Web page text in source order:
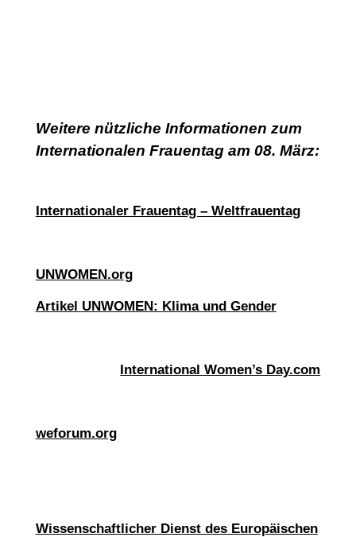
Weitere nützliche Informationen zum
Internationalen Frauentag am 08. März:
Internationaler Frauentag – Weltfrauentag
UNWOMEN.org
Artikel UNWOMEN: Klima und Gender
International Women’s Day.com
weforum.org
Wissenschaftlicher Dienst des Europäischen